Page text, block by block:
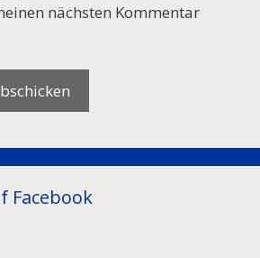
nächsten Kommentar
Facebook